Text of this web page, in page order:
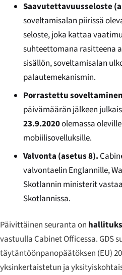
Saavutettavuusseloste
soveltamisalan piirissä
seloste, joka kattaa
suhteettomana rasitteena
sisällön, soveltamisalan
palautemekanismin.
Porrastettu
päivämäärän jälkeen
23.9.2020olemassa
mobiilisovelluksille.
Valvonta (asetus 8).
valvontaelin Englannille,
Skotlannin ministerit
Skotlannissa.
Päivittäinen seuranta on
vastuulla Cabinet Officessa. GDS
täytäntöönpanopäätöksen (EU)
yksinkertaistetun ja